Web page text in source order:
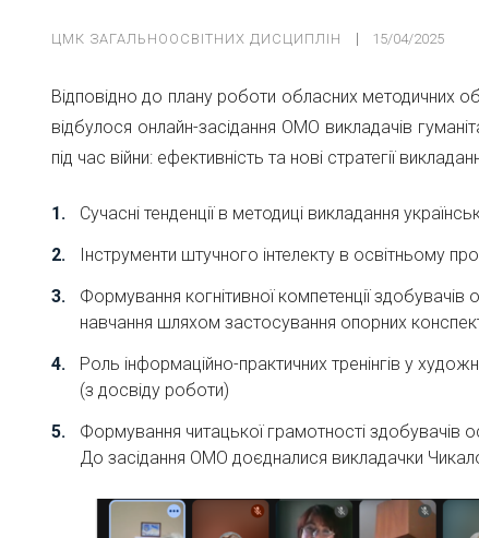
ЦМК ЗАГАЛЬНООСВІТНИХ ДИСЦИПЛІН 15/04/2025
Відповідно до плану роботи обласних методичних
відбулося онлайн-засідання ОМО викладачів
під час війни: ефективність та нові стратегії
Сучасні тенденції в методиці викладання
Інструменти штучного інтелекту в освітньому
Формування когнітивної компетенції
навчання шляхом застосування опорних
Роль інформаційно-практичних тренінгів у
(з досвіду роботи)
Формування читацької грамотності здобувачів
До засідання ОМО доєдналися викладачки